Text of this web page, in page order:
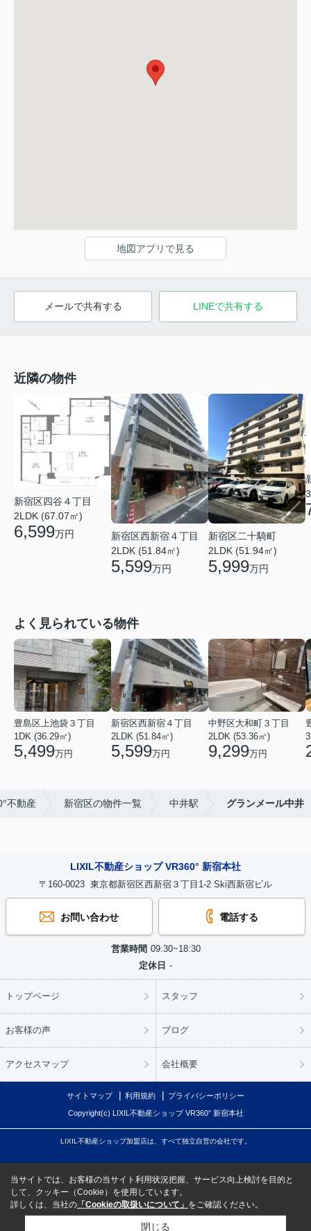
地図アプリで見る
メールで共有する LINEで共有する
近隣の物件
新宿区四谷４丁目
2LDK (67.07㎡)
6,599万円
新宿区西新宿４丁目
2LDK (51.84㎡)
5,599万円
新宿区二十騎町
2LDK (51.94㎡)
5,999万円
よく見られている物件
豊島区上池袋３丁目
1DK (36.29㎡)
5,499万円
新宿区西新宿４丁目
2LDK (51.84㎡)
5,599万円
中野区大和町３丁目
2LDK (53.36㎡)
9,299万円
不動産 新宿区の物件一覧 中井駅 グランメール中井
LIXIL不動産ショップ VR360° 新宿本社
〒160-0023 東京都新宿区西新宿３丁目1-2 Ski西新宿ビル
お問い合わせ 電話する
営業時間 09:30~18:30
定休日 -
トップページ スタッフ
お客様の声 ブログ
アクセスマップ 会社概要
サイトマップ 利用規約 プライバシーポリシー
Copyright(c) LIXIL不動産ショップ VR360° 新宿本社
LIXIL不動産ショップ加盟店は、すべて独立自営の会社です。
当サイトでは、お客様の当サイト利用状況把握、サービス向上検討を目的と
して、クッキー（Cookie）を使用しています。
詳しくは、当社の 「Cookieの取扱いについて」 をご確認ください。
閉じる